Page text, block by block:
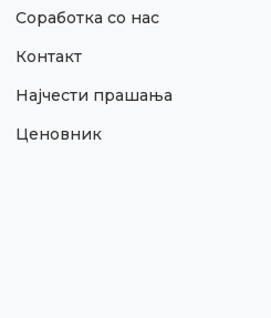
Соработка со нас
Контакт
Најчести прашања
Ценовник